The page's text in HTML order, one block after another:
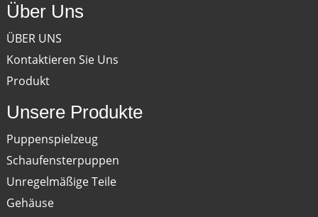
Über Uns
ÜBER UNS
Kontaktieren Sie Uns
Produkt
Unsere Produkte
Puppenspielzeug
Schaufensterpuppen
Unregelmäßige Teile
Gehäuse